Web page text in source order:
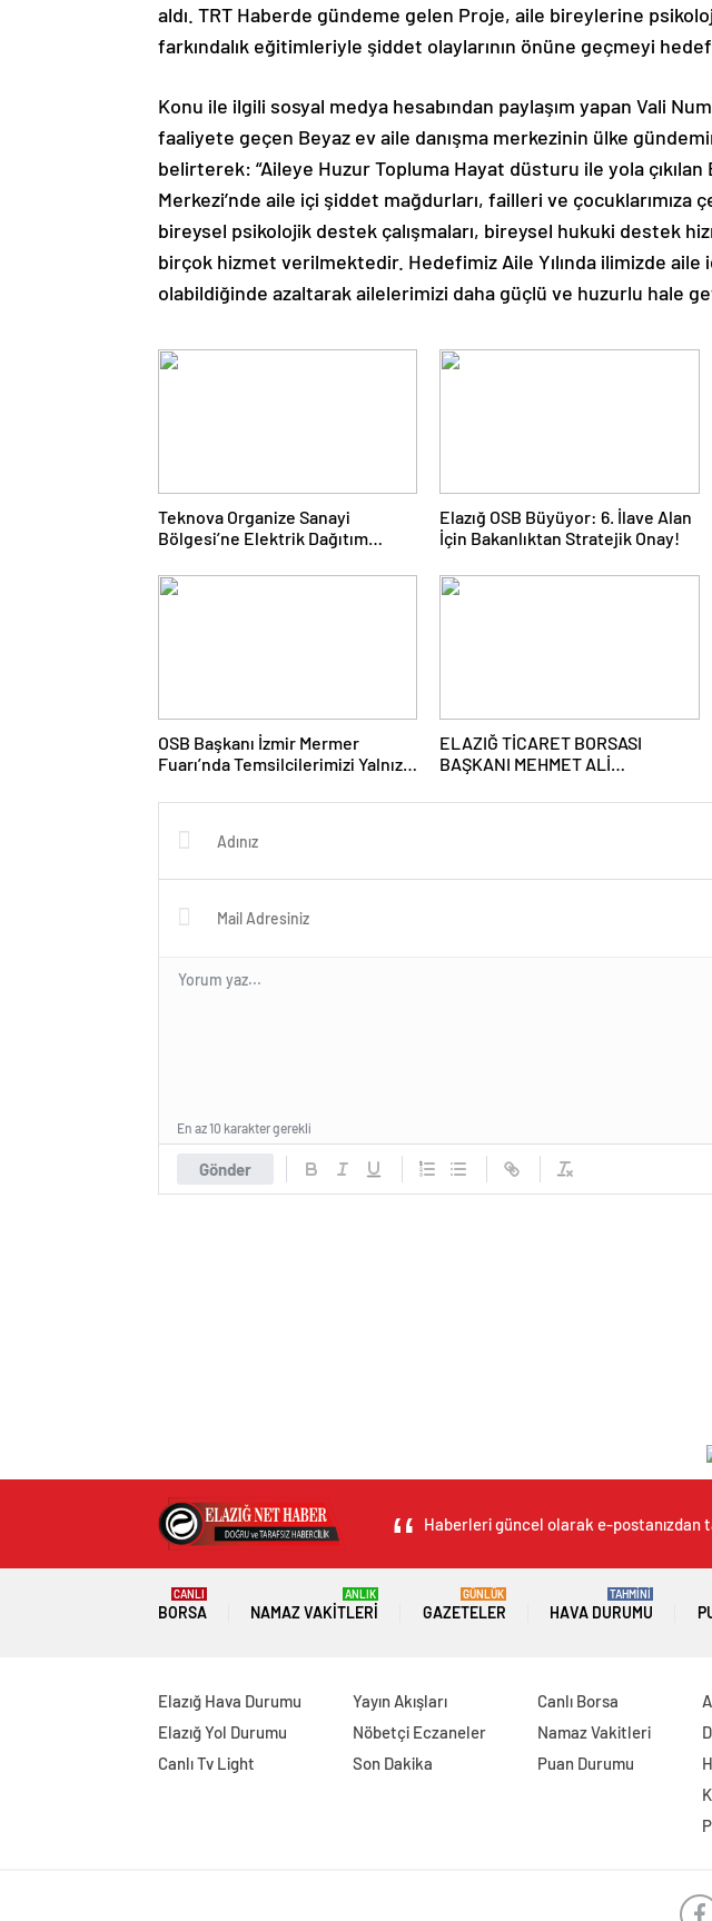
aldı. TRT Haberde gündeme gelen Proje, aile bireylerine
farkındalık eğitimleriyle şiddet olaylarının önüne geçmeyi
Konu ile ilgili sosyal medya hesabından paylaşım yapan Vali
faaliyete geçen Beyaz ev aile danışma merkezinin ülke
belirterek: “Aileye Huzur Topluma Hayat düsturu ile yola çıkılan
Merkezi’nde aile içi şiddet mağdurları, failleri ve çocuklarımıza
bireysel psikolojik destek çalışmaları, bireysel hukuki destek
birçok hizmet verilmektedir. Hedefimiz Aile Yılında ilimizde aile
olabildiğinde azaltarak ailelerimizi daha güçlü ve huzurlu hale
Teknova Organize Sanayi
Bölgesi’ne Elektrik Dağıtım
Elazığ OSB Büyüyor: 6. İlave Alan
İçin Bakanlıktan Stratejik Onay!
OSB Başkanı İzmir Mermer
Fuarı’nda Temsilcilerimizi Yalnız
ELAZIĞ TİCARET BORSASI
BAŞKANI MEHMET ALİ
KADINLAR GÜNÜ MESAJI
Gönder
En az 10 karakter gerekli
Haberleri güncel olarak e-postanızdan
BORSA
CANLI
NAMAZ VAKITLERI
ANLIK
GAZETELER
GÜNLÜK
HAVA DURUMU
TAHMİNİ
Elazığ Hava Durumu
Elazığ Yol Durumu
Canlı Tv Light
Yayın Akışları
Nöbetçi Eczaneler
Son Dakika
Canlı Borsa
Namaz Vakitleri
Puan Durumu